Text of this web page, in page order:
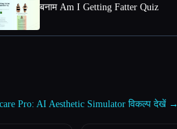
बनाम Am I Getting Fatter Quiz
Pro: AI Aesthetic Simulator विकल्प देखें →